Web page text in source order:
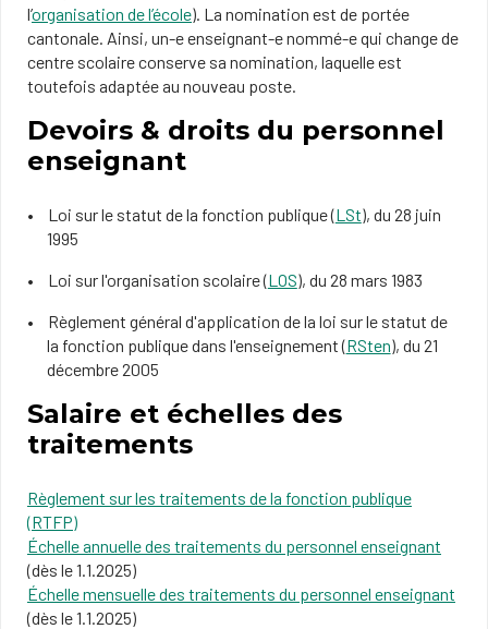
l’organisation de l’école). La nomination est de portée
cantonale. Ainsi, un-e enseignant-e nommé-e qui change de
centre scolaire conserve sa nomination, laquelle est
toutefois adaptée au nouveau poste.
Devoirs & droits du personnel
enseignant
Loi sur le statut de la fonction publique (LSt), du 28 juin
1995
Loi sur l'organisation scolaire (LOS), du 28 mars 1983
Règlement général d'application de la loi sur le statut de
la fonction publique dans l'enseignement (RSten), du 21
décembre 2005
Salaire et échelles des
traitements
Règlement sur les traitements de la fonction publique
(RTFP)
Échelle annuelle des traitements du personnel enseignant
(dès le 1.1.2025)
Échelle mensuelle des traitements du personnel enseignant
(dès le 1.1.2025)